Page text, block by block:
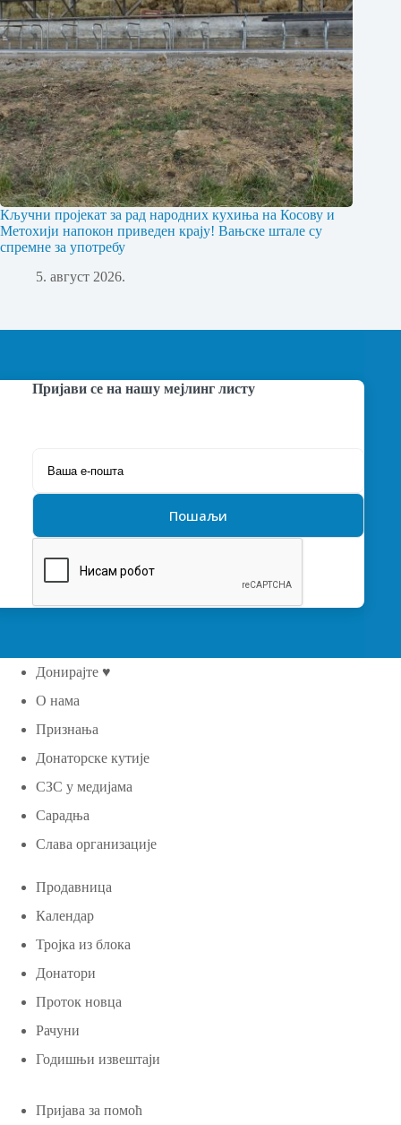
Кључни пројекат за рад народних кухиња на Косову и
Метохији напокон приведен крају! Вањске штале су
спремне за употребу
5. август 2026.
Пријави се на нашу мејлинг листу
Донирајте ♥
О нама
Признања
Донаторске кутије
СЗС у медијама
Сарадња
Слава организације
Продавница
Календар
Тројка из блока
Донатори
Проток новца
Рачуни
Годишњи извештаји
Пријава за помоћ